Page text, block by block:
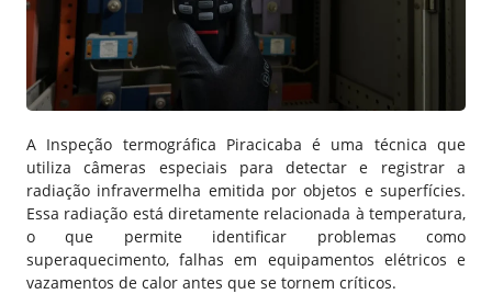
A Inspeção termográfica Piracicaba é uma técnica que
utiliza câmeras especiais para detectar e registrar a
radiação infravermelha emitida por objetos e superfícies.
Essa radiação está diretamente relacionada à temperatura,
o que permite identificar problemas como
superaquecimento, falhas em equipamentos elétricos e
vazamentos de calor antes que se tornem críticos.